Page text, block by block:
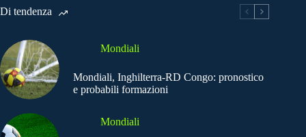
Di tendenza
Mondiali
Mondiali, Inghilterra-RD Congo: pronostico
e probabili formazioni
Mondiali